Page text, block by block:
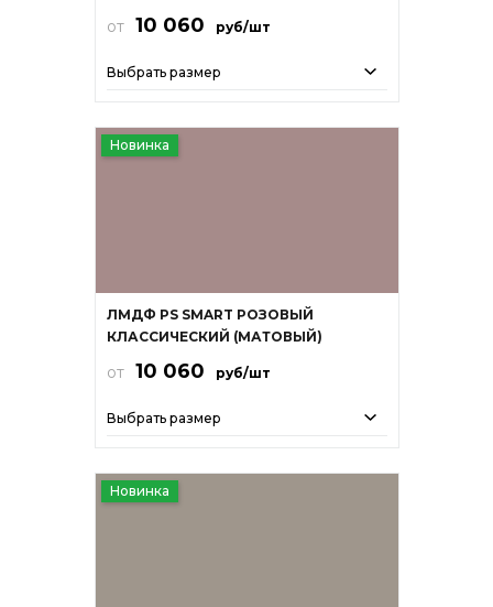
от 10 060 руб/шт
Выбрать размер
Новинка
ЛМДФ PS SMART РОЗОВЫЙ
КЛАССИЧЕСКИЙ (МАТОВЫЙ)
от 10 060 руб/шт
Выбрать размер
Новинка